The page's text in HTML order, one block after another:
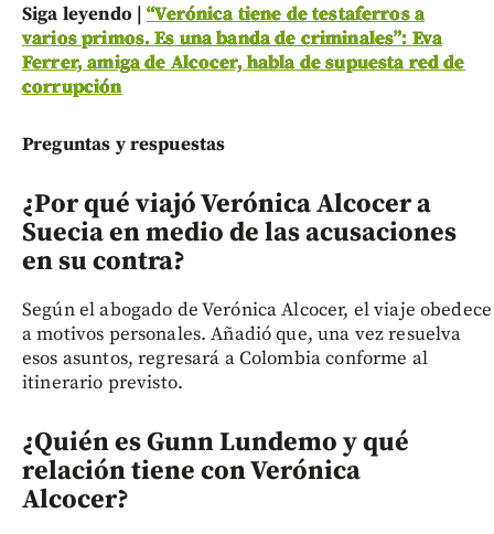
Siga leyendo |“Verónica tiene de testaferros a
varios primos. Es una banda de criminales”: Eva
Ferrer, amiga de Alcocer, habla de supuesta red de
corrupción
Preguntas y respuestas
¿Por qué viajó Verónica Alcocer a
Suecia en medio de las acusaciones
en su contra?
Según el abogado de Verónica Alcocer, el viaje obedece
a motivos personales. Añadió que, una vez resuelva
esos asuntos, regresará a Colombia conforme al
itinerario previsto.
¿Quién es Gunn Lundemo y qué
relación tiene con Verónica
Alcocer?